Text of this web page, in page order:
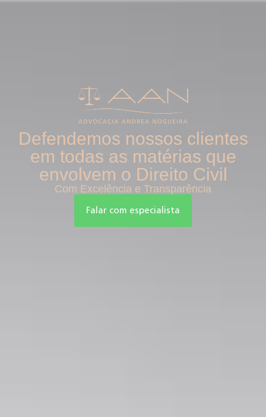
Defendemos nossos clientes
em todas as matérias que
envolvem o Direito Civil
Com Excelência e Transparência
Falar com especialista